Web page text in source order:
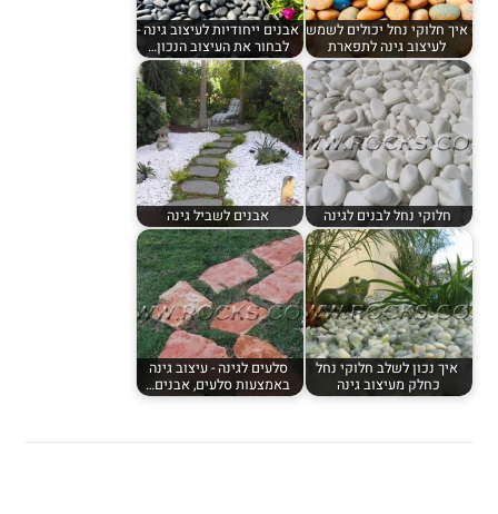
איך חלוקי נחל יכולים לשמש
לעיצוב גינה לתפארת
אבנים ייחודיות לעיצוב גינה -
לבחור את העיצוב הנכון…
חלוקי נחל לבנים לגינה אבנים לשביל גינה
איך נכון לשלב חלוקי נחל
כחלק מעיצוב גינה
סלעים לגינה - עיצוב גינה
באמצעות סלעים, אבנים…